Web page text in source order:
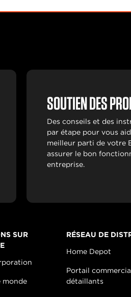
SOUTIEN DES
Des conseils et des
par étape pour vous
meilleur parti de votre
assurer le bon
entreprise.
SUR
monde
RÉSEAU DE
Home Depot
Portail
détaillants